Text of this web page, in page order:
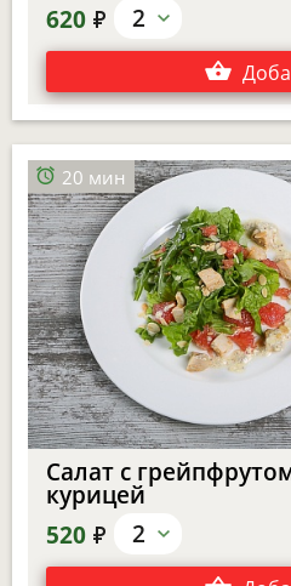
620 е 2
20 мин
Салат с
курицей
520 е 2